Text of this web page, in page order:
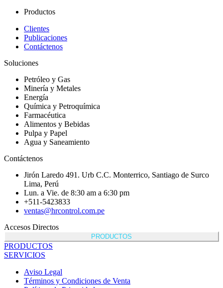
Productos
Clientes
Publicaciones
Contáctenos
Soluciones
Petróleo y Gas
Minería y Metales
Energía
Química y Petroquímica
Farmacéutica
Alimentos y Bebidas
Pulpa y Papel
Agua y Saneamiento
Contáctenos
Jirón Laredo 491. Urb C.C. Monterrico, Santiago de Surco
Lima, Perú
Lun. a Vie. de 8:30 am a 6:30 pm
+511-5423833
ventas@hrcontrol.com.pe
Accesos Directos
PRODUCTOS
PRODUCTOS
SERVICIOS
Aviso Legal
Términos y Condiciones de Venta